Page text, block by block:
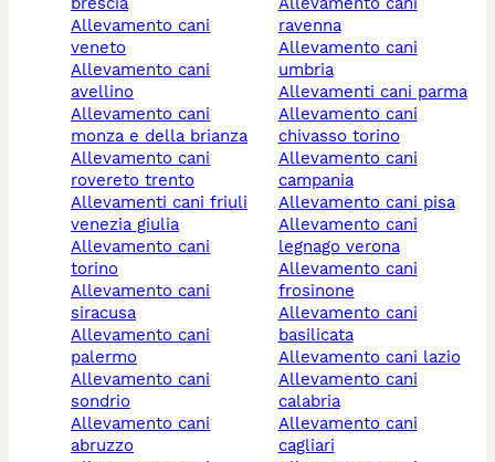
allevamento cani
veneto
allevamento cani
avellino
allevamento cani
monza e della brianza
allevamento cani
rovereto trento
allevamenti cani friuli
venezia giulia
allevamento cani
torino
allevamento cani
siracusa
allevamento cani
palermo
allevamento cani
sondrio
allevamento cani
abruzzo
ravenna
allevamento cani
umbria
allevamenti cani parma
allevamento cani
chivasso torino
allevamento cani
campania
allevamento cani pisa
allevamento cani
legnago verona
allevamento cani
frosinone
allevamento cani
basilicata
allevamento cani lazio
allevamento cani
calabria
allevamento cani
cagliari